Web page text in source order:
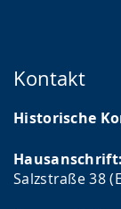
Kontakt
Historische
Hausanschrift:
Salzstraße 38